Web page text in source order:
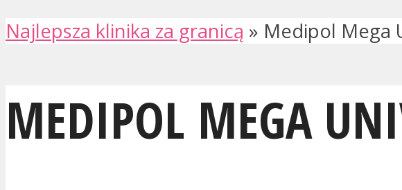
Najlepsza klinika za granicą » Medipol Mega
MEDIPOL MEGA